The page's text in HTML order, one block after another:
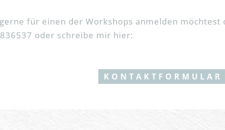
für einen der Workshops anmelden möchtest
oder schreibe mir hier:
KONTAKTFORMULAR